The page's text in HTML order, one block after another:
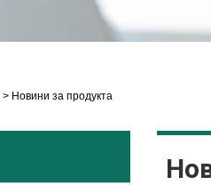
> Новини за продукта